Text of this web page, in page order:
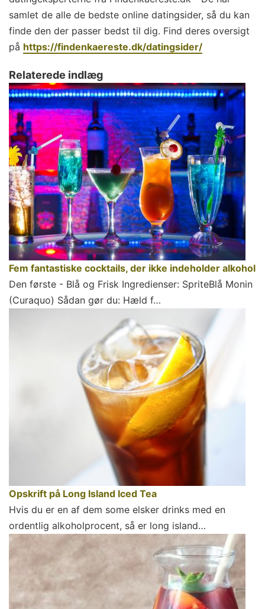
samlet de alle de bedste online datingsider, så du kan
finde den der passer bedst til dig. Find deres oversigt
på https://findenkaereste.dk/datingsider/
Relaterede indlæg
Fem fantastiske cocktails, der ikke indeholder alkohol
Den første - Blå og Frisk Ingredienser: SpriteBlå Monin
(Curaquo) Sådan gør du: Hæld f…
Opskrift på Long Island Iced Tea
Hvis du er en af dem some elsker drinks med en
ordentlig alkoholprocent, så er long island…